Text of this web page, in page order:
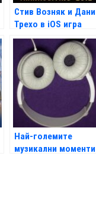
Стив Возняк и Дани
Трехо в iOS игра
Най-големите
музикални моменти